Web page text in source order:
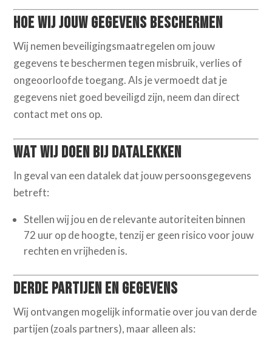
Hoe wij jouw gegevens beschermen
Wij nemen beveiligingsmaatregelen om jouw
gegevens te beschermen tegen misbruik, verlies of
ongeoorloofde toegang. Als je vermoedt dat je
gegevens niet goed beveiligd zijn, neem dan direct
contact met ons op.
Wat wij doen bij datalekken
In geval van een datalek dat jouw persoonsgegevens
betreft:
Stellen wij jou en de relevante autoriteiten binnen
72 uur op de hoogte, tenzij er geen risico voor jouw
rechten en vrijheden is.
Derde partijen en gegevens
Wij ontvangen mogelijk informatie over jou van derde
partijen (zoals partners), maar alleen als: